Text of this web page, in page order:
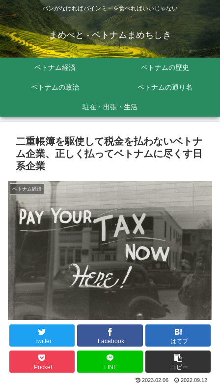
パンがなければバインミーを食べればいいじゃない
まめべと - ベトナムまめちしき
ベトナム経済 ベトナムの歴史
ベトナムの政治 ベトナムの通り名
駐在・出張・生活
二重帳簿を駆使して税金を払わないベトナ
ム企業、正しく払ってベトナムに尽くす日
系企業
ベトナム経済
Twitter Facebook はてブ
Pocket LINE コピー
2023.02.06 2022.09.12